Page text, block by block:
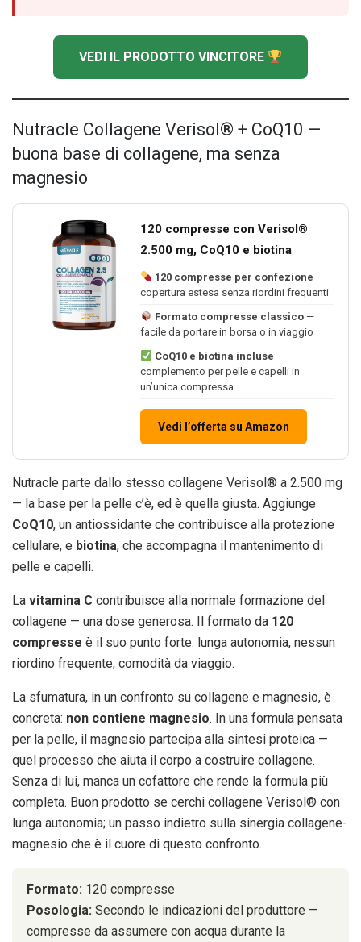
VEDI IL PRODOTTO VINCITORE
Nutracle Collagene Verisol® + CoQ10 —
buona base di collagene, ma senza
magnesio
120 compresse con Verisol®
2.500 mg, CoQ10 e biotina
120 compresse per confezione —
copertura estesa senza riordini frequenti
Formato compresse classico—
facile da portare in borsa o in viaggio
CoQ10 e biotina incluse —
complemento per pelle e capelli in
un’unica compressa
Vedi l’offerta su Amazon
Nutracle parte dallo stesso collagene Verisol® a 2.500 mg
— la base per la pelle c’è, ed è quella giusta. Aggiunge
CoQ10, un antiossidante che contribuisce alla protezione
cellulare, e biotina, che accompagna il mantenimento di
pelle e capelli.
La vitamina C contribuisce alla normale formazione del
collagene — una dose generosa. Il formato da 120
compresse è il suo punto forte: lunga autonomia, nessun
riordino frequente, comodità da viaggio.
La sfumatura, in un confronto su collagene e magnesio, è
concreta: non contiene magnesio. In una formula pensata
per la pelle, il magnesio partecipa alla sintesi proteica —
quel processo che aiuta il corpo a costruire collagene.
Senza di lui, manca un cofattore che rende la formula più
completa. Buon prodotto se cerchi collagene Verisol® con
lunga autonomia; un passo indietro sulla sinergia collagene-
magnesio che è il cuore di questo confronto.
Formato: 120 compresse
Posologia: Secondo le indicazioni del produttore —
compresse da assumere con acqua durante la